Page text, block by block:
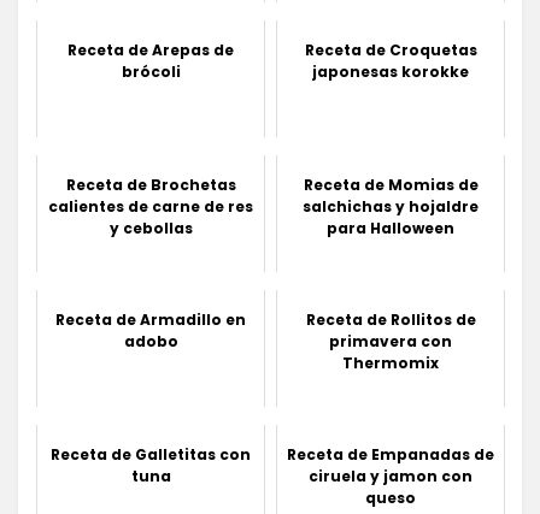
Receta de Arepas de
brócoli
Receta de Croquetas
japonesas korokke
Receta de Brochetas
calientes de carne de res
y cebollas
Receta de Momias de
salchichas y hojaldre
para Halloween
Receta de Armadillo en
adobo
Receta de Rollitos de
primavera con
Thermomix
Receta de Galletitas con
tuna
Receta de Empanadas de
ciruela y jamon con
queso